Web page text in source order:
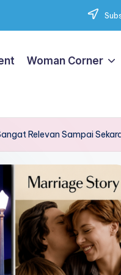
Woman Corner
Relevan Sampai